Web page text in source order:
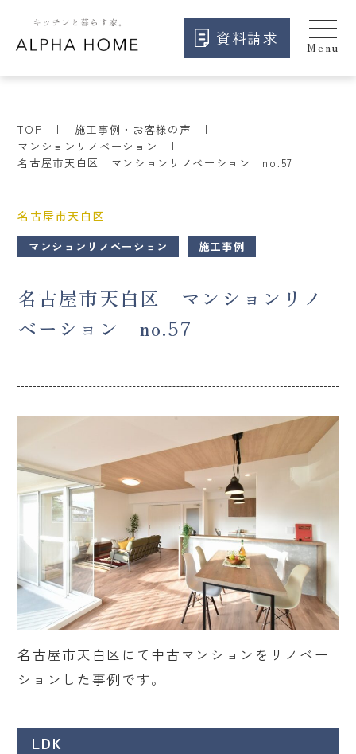
資料請求
TOP
施工事例・お客様の声
マンションリノベーション
名古屋市天白区 マンションリノベーション no.57
名古屋市天白区
マンションリノベーション 施工事例
名古屋市天白区 マンションリノ
ベーション no.57
名古屋市天白区にて中古マンションをリノベー
ションした事例です。
LDK